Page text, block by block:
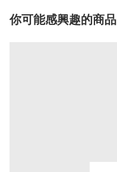
你可能感興趣的商品